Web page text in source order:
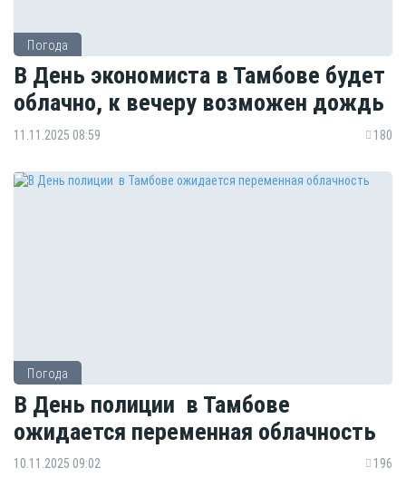
Погода
В День экономиста в Тамбове будет
облачно, к вечеру возможен дождь
11.11.2025 08:59 180
Погода
В День полиции в Тамбове
ожидается переменная облачность
10.11.2025 09:02 196